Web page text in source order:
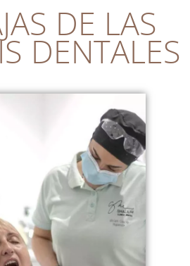
DE LAS
DENTALES